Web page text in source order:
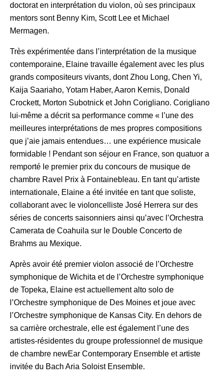
doctorat en interprétation du violon, où ses principaux
mentors sont Benny Kim, Scott Lee et Michael
Mermagen.
Très expérimentée dans l’interprétation de la musique
contemporaine, Elaine travaille également avec les plus
grands compositeurs vivants, dont Zhou Long, Chen Yi,
Kaija Saariaho, Yotam Haber, Aaron Kernis, Donald
Crockett, Morton Subotnick et John Corigliano. Corigliano
lui-même a décrit sa performance comme « l’une des
meilleures interprétations de mes propres compositions
que j’aie jamais entendues… une expérience musicale
formidable ! Pendant son séjour en France, son quatuor a
remporté le premier prix du concours de musique de
chambre Ravel Prix à Fontainebleau. En tant qu’artiste
internationale, Elaine a été invitée en tant que soliste,
collaborant avec le violoncelliste José Herrera sur des
séries de concerts saisonniers ainsi qu’avec l’Orchestra
Camerata de Coahuila sur le Double Concerto de
Brahms au Mexique.
Après avoir été premier violon associé de l’Orchestre
symphonique de Wichita et de l’Orchestre symphonique
de Topeka, Elaine est actuellement alto solo de
l’Orchestre symphonique de Des Moines et joue avec
l’Orchestre symphonique de Kansas City. En dehors de
sa carrière orchestrale, elle est également l’une des
artistes-résidentes du groupe professionnel de musique
de chambre newEar Contemporary Ensemble et artiste
invitée du Bach Aria Soloist Ensemble.